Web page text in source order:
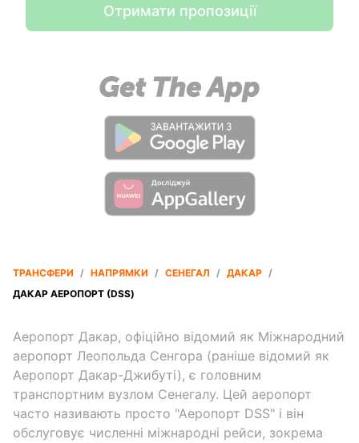
Отримати пропозиції
ТРАНСФЕРИ / НАПРЯМКИ / СЕНЕГАЛ / ДАКАР /
ДАКАР АЕРОПОРТ (DSS)
Аеропорт Дакар, офіційно відомий як Міжнародний
аеропорт Леопольда Сенгора (раніше відомий як
Аеропорт Дакар-Джибуті), є головним
транспортним вузлом Сенегалу. Цей аеропорт
часто називають просто "Аеропорт DSS" і він
обслуговує численні міжнародні рейси, зокрема